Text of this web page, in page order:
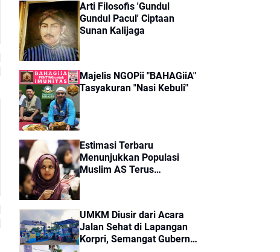
Arti Filosofis 'Gundul
Gundul Pacul' Ciptaan
Sunan Kalijaga
Majelis NGOPii "BAHAGiiA"
Tasyakuran "Nasi Kebuli"
Estimasi Terbaru
Menunjukkan Populasi
Muslim AS Terus
UMKM Diusir dari Acara
Jalan Sehat di Lapangan
Korpri, Semangat Gubernur